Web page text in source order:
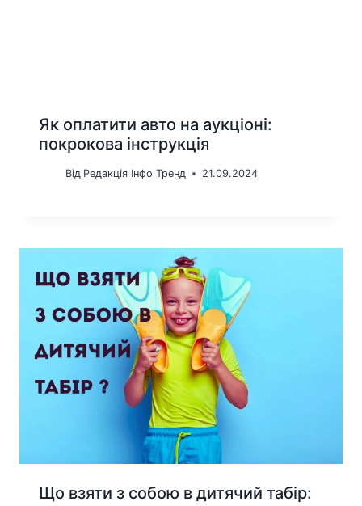
Як оплатити авто на аукціоні:
покрокова інструкція
Від Редакція Інфо Тренд 21.09.2024
Що взяти з собою в дитячий табір: